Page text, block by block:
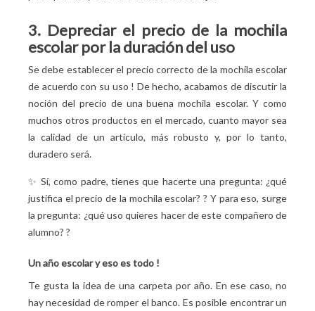
3. Depreciar el precio de la mochila
escolar por la duración del uso
Se debe establecer el precio correcto de la mochila escolar
de acuerdo con su uso ! De hecho, acabamos de discutir la
noción del precio de una buena mochila escolar. Y como
muchos otros productos en el mercado, cuanto mayor sea
la calidad de un artículo, más robusto y, por lo tanto,
duradero será.
✨ Sí, como padre, tienes que hacerte una pregunta: ¿qué
justifica el precio de la mochila escolar? ? Y para eso, surge
la pregunta: ¿qué uso quieres hacer de este compañero de
alumno? ?
Un año escolar y eso es todo !
Te gusta la idea de una carpeta por año. En ese caso, no
hay necesidad de romper el banco. Es posible encontrar un